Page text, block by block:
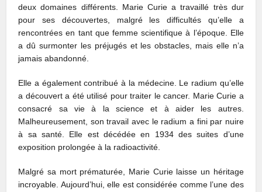
deux domaines différents. Marie Curie a travaillé très dur
pour ses découvertes, malgré les difficultés qu’elle a
rencontrées en tant que femme scientifique à l’époque. Elle
a dû surmonter les préjugés et les obstacles, mais elle n’a
jamais abandonné.
Elle a également contribué à la médecine. Le radium qu’elle
a découvert a été utilisé pour traiter le cancer. Marie Curie a
consacré sa vie à la science et à aider les autres.
Malheureusement, son travail avec le radium a fini par nuire
à sa santé. Elle est décédée en 1934 des suites d’une
exposition prolongée à la radioactivité.
Malgré sa mort prématurée, Marie Curie laisse un héritage
incroyable. Aujourd’hui, elle est considérée comme l’une des